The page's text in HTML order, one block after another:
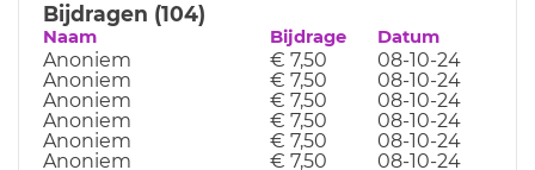
Bijdragen (104)
Naam Bijdrage Datum
Anoniem € 7,50
08-10-24
Anoniem
€ 7,50
08-10-24
Anoniem
€ 7,50
08-10-24
Anoniem
€ 7,50
08-10-24
Anoniem
€ 7,50
08-10-24
Anoniem
€ 7,50
08-10-24